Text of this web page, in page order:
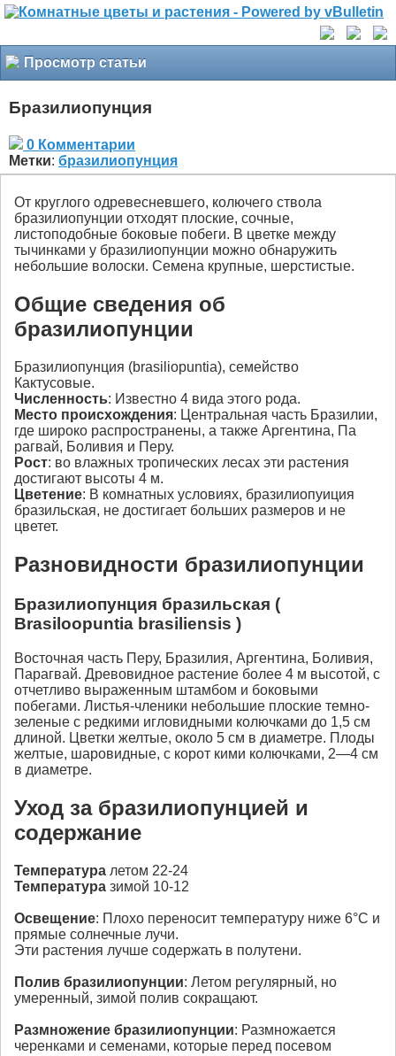
Просмотр статьи
Бразилиопунция
0 Комментарии
Метки: бразилиопунция
От круглого одревесневшего, колючего ствола
бразилиопунции отходят плоские, сочные,
листоподобные боковые побеги. В цветке между
тычинками у бразилиопунции можно обнаружить
небольшие волоски. Семена крупные, шерстистые.
Общие сведения об
бразилиопунции
Бразилиопунция (brasiliopuntia), семейство
Кактусовые.
Численность: Известно 4 вида этого рода.
Место происхождения: Центральная часть Бразилии,
где широко распространены, а также Аргентина, Па
рагвай, Боливия и Перу.
Рост: во влажных тропических лесах эти растения
достигают высоты 4 м.
Цветение: В комнатных условиях, бразилиопуиция
бразильская, не достигает больших размеров и не
цветет.
Разновидности бразилиопунции
Бразилиопунция бразильская (
Brasiloopuntia brasiliensis )
Восточная часть Перу, Бразилия, Аргентина, Боливия,
Парагвай. Древовидное растение более 4 м высотой, с
отчетливо выраженным штамбом и боковыми
побегами. Листья-членики небольшие плоские темно-
зеленые с редкими игловидными колючками до 1,5 см
длиной. Цветки желтые, около 5 см в диаметре. Плоды
желтые, шаровидные, с корот кими колючками, 2—4 см
в диаметре.
Уход за бразилиопунцией и
содержание
Температура летом 22-24
Температура зимой 10-12
Освещение: Плохо переносит температуру ниже 6°С и
прямые солнечные лучи.
Эти растения лучше содержать в полутени.
Полив бразилиопунции: Летом регулярный, но
умеренный, зимой полив сокращают.
Размножение бразилиопунции: Размножается
черенками и семенами, которые перед посевом